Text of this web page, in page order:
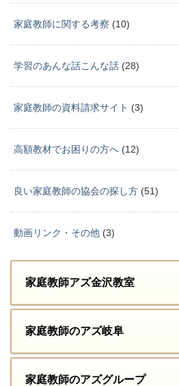
家庭教師に関する考察 (10)
学習のあんな話こんな話 (28)
家庭教師の資料請求サイト (3)
高額教材でお困りの方へ (12)
良い家庭教師の協会の探し方 (51)
動画リンク・その他 (3)
家庭教師アズ金沢教室
家庭教師のアズ岐阜
家庭教師のアズグループ